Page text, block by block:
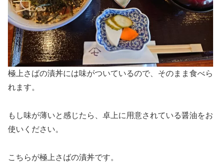
極上さばの漬丼には味がついているので、そのまま食べら
れます。
もし味が薄いと感じたら、卓上に用意されている醤油をお
使いください。
こちらが極上さばの漬丼です。